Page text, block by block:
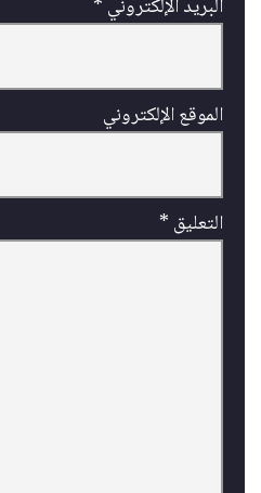
البريد الإلكتروني *
الموقع الإلكتروني
التعليق *